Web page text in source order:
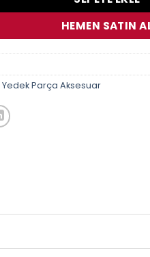
HEMEN SATIN
Yedek Parça Aksesuar